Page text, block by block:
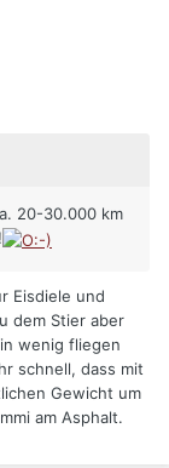
20-30.000 km
Eisdiele und
dem Stier aber
wenig fliegen
schnell, dass mit
Gewicht um
am Asphalt.